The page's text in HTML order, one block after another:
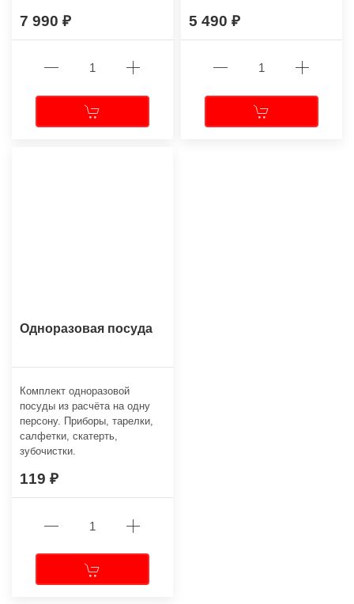
7 990 5 490
Одноразовая посуда
Комплект одноразовой
посуды из расчёта на одну
персону. Приборы, тарелки,
салфетки, скатерть,
зубочистки.
119